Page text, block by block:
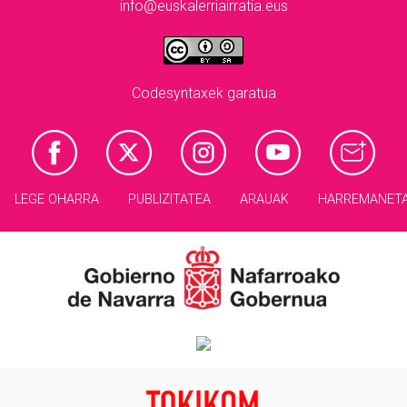
info@euskalerriairratia.eus
Codesyntaxek garatua
LEGE OHARRA PUBLIZITATEA ARAUAK